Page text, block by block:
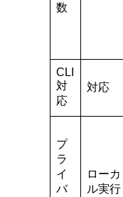
数
CLI
対
応
対応
プ
ラ
イ
バ
ローカ
ル実行